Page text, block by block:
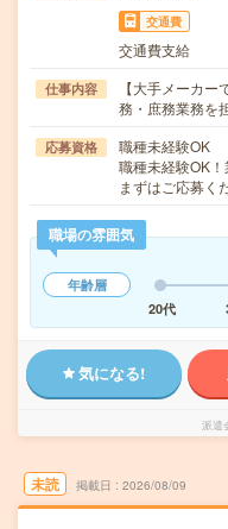
交通費
交通費支給
仕事内容
【大手メーカ
務・庶務業務を
応募資格
職種未経験OK
職種未経験OK
まずはご応募く
職場の雰囲気
年齢層
20代
気になる!
派遣
未読 掲載日 2026/08/09